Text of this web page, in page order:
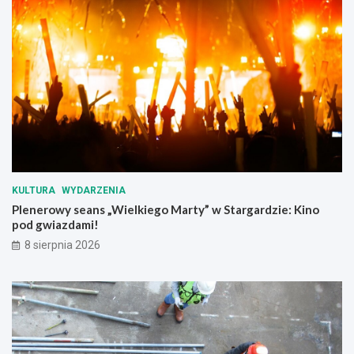
c
h
!
z
e
g
ó
ł
y
!
KULTURA WYDARZENIA
Plenerowy seans „Wielkiego Marty” w Stargardzie: Kino
pod gwiazdami!
8 sierpnia 2026